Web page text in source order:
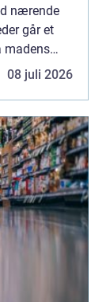
nærende
går et
madens
08 juli 2026